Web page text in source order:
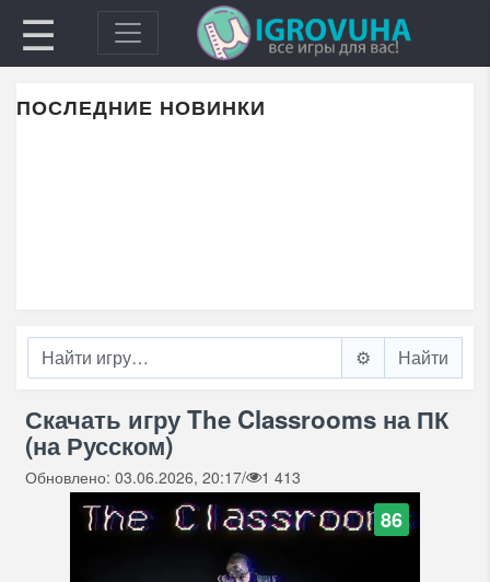
☰
ПОСЛЕДНИЕ НОВИНКИ
⚙️
Скачать игру The Classrooms на ПК
(на Русском)
Обновлено: 03.06.2026, 20:17/ 1 413
86